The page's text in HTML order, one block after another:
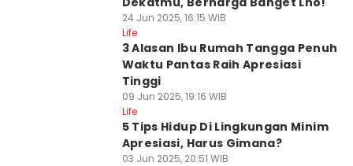
24 Jun 2025, 16:15 WIB
Life
3 Alasan Ibu Rumah Tangga Penuh
Waktu Pantas Raih Apresiasi
Tinggi
09 Jun 2025, 19:16 WIB
Life
5 Tips Hidup Di Lingkungan Minim
Apresiasi, Harus Gimana?
03 Jun 2025, 20:51 WIB